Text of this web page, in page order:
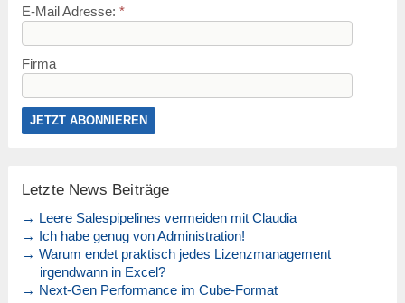
E-Mail Adresse: *
Firma
Letzte News Beiträge
→ Leere Salespipelines vermeiden mit Claudia
→ Ich habe genug von Administration!
→ Warum endet praktisch jedes Lizenzmanagement
irgendwann in Excel?
→ Next-Gen Performance im Cube-Format